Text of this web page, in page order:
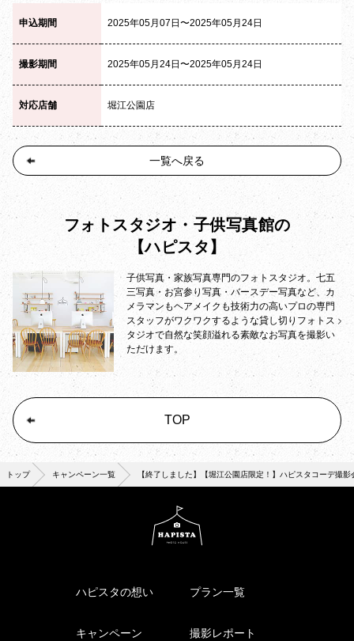
申込期間 2025年05月07日〜2025年05月24日
撮影期間 2025年05月24日〜2025年05月24日
対応店舗 堀江公園店
一覧へ戻る
フォトスタジオ・子供写真館の
【ハピスタ】
子供写真・家族写真専門のフォトスタジオ。七五
三写真・お宮参り写真・バースデー写真など、カ
メラマンもヘアメイクも技術力の高いプロの専門
スタッフがワクワクするような貸し切りフォトス
タジオで自然な笑顔溢れる素敵なお写真を撮影い
ただけます。
TOP
トップ キャンペーン一覧 【終了しました】【堀江公園店限定！】ハピスタコーデ撮影
ハピスタの想い プラン一覧
キャンペーン 撮影レポート